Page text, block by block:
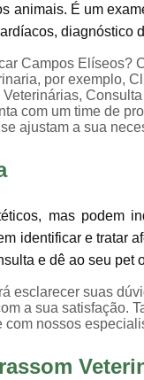
animais. É um
diagnóstico
Campos Elíseos?
por exemplo,
com um time de
ajustam a sua
mas podem
identificar e tratar
e dê ao seu pet
esclarecer suas
a sua satisfação.
com nossos